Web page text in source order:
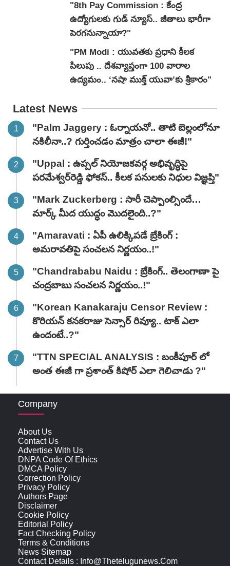
"8th Pay Commission : కేంద్ర
ఉద్యోగులకు గుడ్ న్యూస్.. జీతాలు భారీగా
పెరగనున్నాయా?"
"PM Modi : యువతకు ప్రధాని కీలక
పిలుపు .. దేశవ్యాప్తంగా 100 వారాల
ఉద్యమం.. ‘నషా ముక్త్ యువా’కు శ్రీకారం"
Latest News
"Palm Jaggery : ఓర్నాయనో.. తాటి బెల్లంలోనూ
నకిలీనా..? గుర్తించడం మాత్రం చాలా ఈజీ!"
"Uppal : ఉప్పల్ నియోజకవర్గ అభివృద్ధిపై
పరమేశ్వర్‌రెడ్డి ఫోకస్.. కీలక పనులకు నిధుల విజ్ఞప్తి"
"Mark Zuckerberg : సారీ చెప్పాంల్సిందే…
మార్క్ మీద యుద్ధం మొదలైంది..?"
"Amaravati : ఏపీ ఉలిక్కిపడే బ్రేకింగ్ :
అమరావతిపై సంచలన నిర్ణయం..!"
"Chandrababu Naidu : బ్రేకింగ్.. తెలంగాణా పై
చంద్రబాబు సంచలన నిర్ణయం..!"
"Korean Kanakaraju Censor Review :
కొరియన్ కనకరాజు సెన్సార్ రివ్యూ.. టాక్ ఎలా
ఉందంటే..?"
"TTN SPECIAL ANALYSIS : బంకీపూర్ లో
అంత ఈజీ గా ప్రశాంత్ కిషోర్ ఎలా గెలిచాడు ?"
Company
About Us
Contact Us
Advertise With Us
DNPA Code Of Ethics
DMCA Policy
Correction Policy
Privacy Policy
Authors Page
Disclaimer
Cookie Policy
Editorial Policy
Fact Checking Policy
Terms & Conditions
News Sitemap
Contact Details : Info@thetelugunews.com